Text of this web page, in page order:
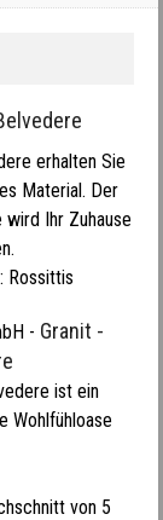
erhalten Sie
Material. Der
wird Ihr Zuhause
Rossittis
- Granit -
ist ein
Wohlfühloase
von 5